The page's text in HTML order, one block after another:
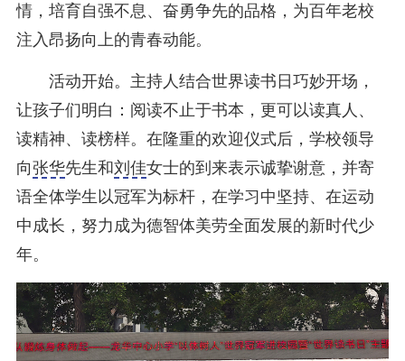
情，培育自强不息、奋勇争先的品格，为百年老校
注入昂扬向上的青春动能。
活动开始。主持人结合世界读书日巧妙开场，
让孩子们明白：阅读不止于书本，更可以读真人、
读精神、读榜样。在隆重的欢迎仪式后，学校领导
向张华先生和刘佳女士的到来表示诚挚谢意，并寄
语全体学生以冠军为标杆，在学习中坚持、在运动
中成长，努力成为德智体美劳全面发展的新时代少
年。